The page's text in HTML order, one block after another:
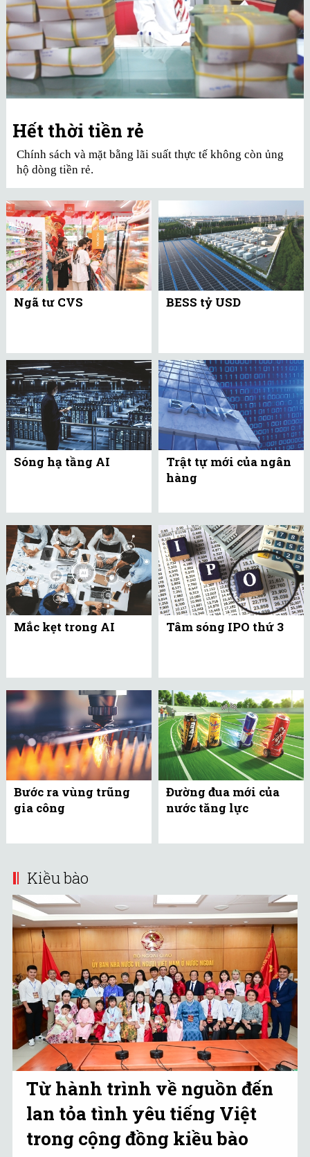
Hết thời tiền rẻ
Chính sách và mặt bằng lãi suất thực tế không còn ủng
hộ dòng tiền rẻ.
Ngã tư CVS BESS tỷ USD
Sóng hạ tầng AI
Trật tự mới của ngân
hàng
Mắc kẹt trong AI Tâm sóng IPO thứ 3
Bước ra vùng trũng
gia công
Đường đua mới của
nước tăng lực
Kiều bào
Từ hành trình về nguồn đến
lan tỏa tình yêu tiếng Việt
trong cộng đồng kiều bào